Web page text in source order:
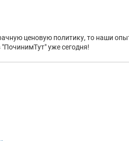
ценовую политику, то наши
уже сегодня!